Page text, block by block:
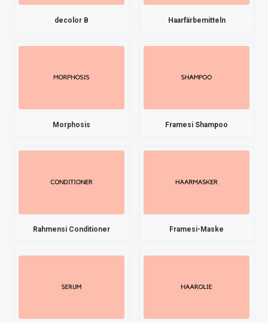
decolor B Haarfärbemitteln
Morphosis Framesi Shampoo
Rahmensi Conditioner Framesi-Maske